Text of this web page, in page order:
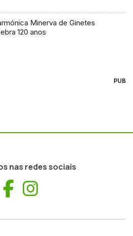
Minerva de Ginetes
120 anos
PUB
nas redes sociais
Facebook